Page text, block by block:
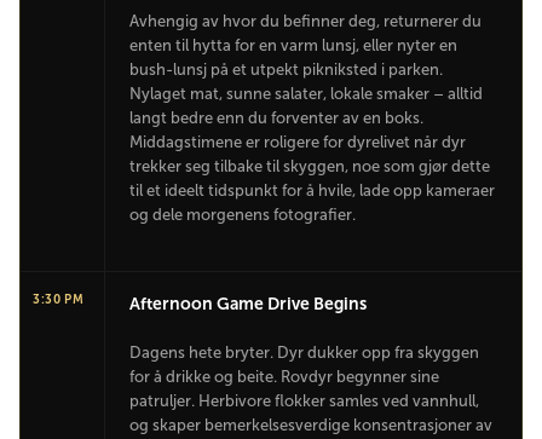
Avhengig av hvor du befinner deg, returnerer du
enten til hytta for en varm lunsj, eller nyter en
bush-lunsj på et utpekt pikniksted i parken.
Nylaget mat, sunne salater, lokale smaker – alltid
langt bedre enn du forventer av en boks.
Middagstimene er roligere for dyrelivet når dyr
trekker seg tilbake til skyggen, noe som gjør dette
til et ideelt tidspunkt for å hvile, lade opp kameraer
og dele morgenens fotografier.
3:30 PM Afternoon Game Drive Begins
Dagens hete bryter. Dyr dukker opp fra skyggen
for å drikke og beite. Rovdyr begynner sine
patruljer. Herbivore flokker samles ved vannhull,
og skaper bemerkelsesverdige konsentrasjoner av